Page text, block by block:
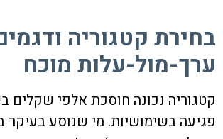
בחירת קטגוריה
ערך-מול-עלות מוכח
קטגוריה נכונה חוסכת אלפי שקלים
פגיעה בשימושיות. מי שנוסע בעיקר